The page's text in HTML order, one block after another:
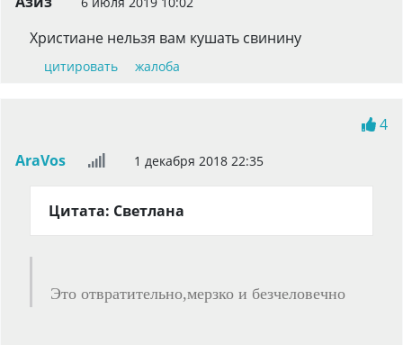
Христиане нельзя вам кушать свинину
цитировать жалоба
4
AraVos
1 декабря 2018 22:35
Цитата: Светлана
Это отвратительно,мерзко и безчеловечно